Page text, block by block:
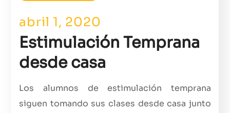
abril 1, 2020
Estimulación Temprana
desde casa
Los alumnos de estimulación temprana
siguen tomando sus clases desde casa junto